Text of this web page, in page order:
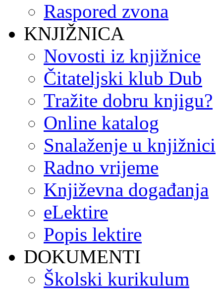
Raspored zvona
KNJIŽNICA
Novosti iz knjižnice
Čitateljski klub Dub
Tražite dobru knjigu?
Online katalog
Snalaženje u knjižnici
Radno vrijeme
Književna događanja
eLektire
Popis lektire
DOKUMENTI
Školski kurikulum